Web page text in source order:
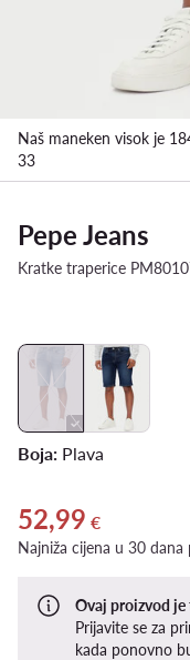
Naš maneken visok je
33
Pepe Jeans
Kratke traperice
Boja: Plava
Trenutna cijena 52,99 €
52,99 €
Najniža cijena u 30 dana
Ovaj proizvod
Prijavite se za
kada ponovno